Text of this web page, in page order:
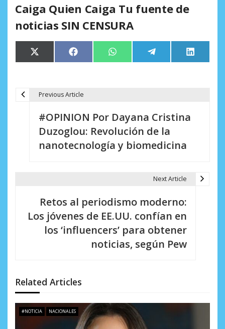
Caiga Quien Caiga Tu fuente de
noticias SIN CENSURA
Compartir
en
X
(Twitter)
Compartir
en
Facebook Compartir
en
WhatsApp Compartir
en
Telegram
en
LinkedIn
d
e
e
Previous Article
#OPINION Por Dayana Cristina
Duzoglou: Revolución de la
nanotecnología y biomedicina
Next Article
Retos al periodismo moderno:
Los jóvenes de EE.UU. confían en
los ‘influencers’ para obtener
noticias, según Pew
Related Articles
#NOTICIA NACIONALES